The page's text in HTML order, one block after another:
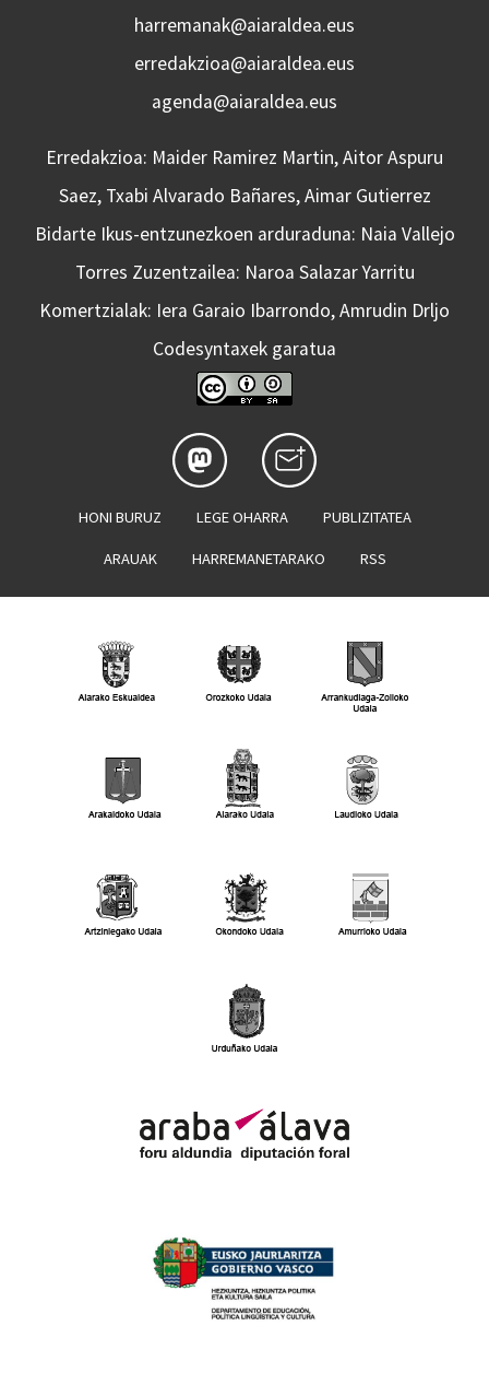
harremanak@aiaraldea.eus
erredakzioa@aiaraldea.eus
agenda@aiaraldea.eus
Erredakzioa: Maider Ramirez Martin, Aitor Aspuru
Saez, Txabi Alvarado Bañares, Aimar Gutierrez
Bidarte Ikus-entzunezkoen arduraduna: Naia Vallejo
Torres Zuzentzailea: Naroa Salazar Yarritu
Komertzialak: Iera Garaio Ibarrondo, Amrudin Drljo
Codesyntaxek garatua
HONI BURUZ LEGE OHARRA PUBLIZITATEA
ARAUAK HARREMANETARAKO RSS